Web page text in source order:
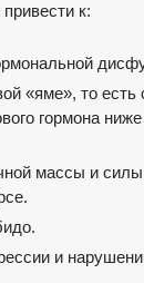
к:
«яме», то
гормона
массы и
и